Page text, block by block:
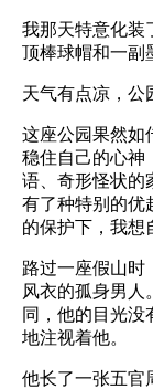
我那天特意化装
顶棒球帽和一副
天气有点凉，公
这座公园果然如
稳住自己的心神
语、奇形怪状的
有了种特别的优
的保护下，我想
路过一座假山时
风衣的孤身男人
同，他的目光没
地注视着他。
他长了一张五官